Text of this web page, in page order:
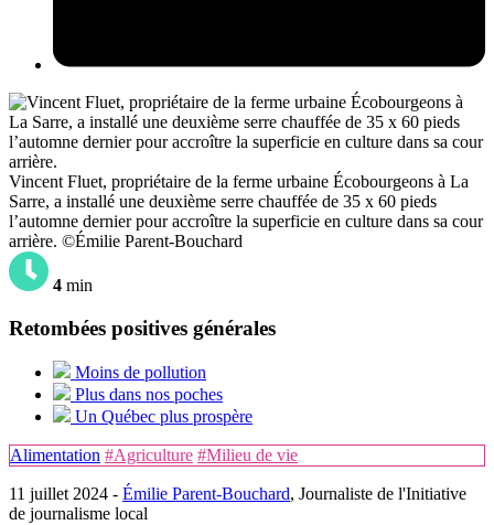
Vincent Fluet, propriétaire de la ferme urbaine Écobourgeons à La
Sarre, a installé une deuxième serre chauffée de 35 x 60 pieds
l’automne dernier pour accroître la superficie en culture dans sa cour
arrière. ©Émilie Parent-Bouchard
4 min
Retombées positives générales
Moins de pollution
Plus dans nos poches
Un Québec plus prospère
Alimentation #Agriculture #Milieu de vie
11 juillet 2024 - Émilie Parent-Bouchard, Journaliste de l'Initiative
de journalisme local